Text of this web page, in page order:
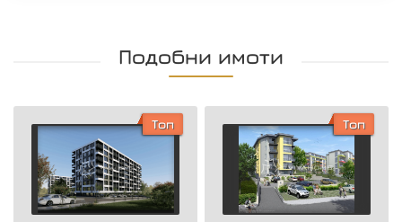
Подобни имоти
Топ Топ